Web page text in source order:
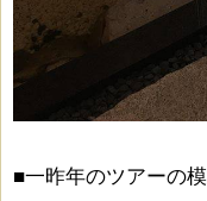
■一昨年のツアーの